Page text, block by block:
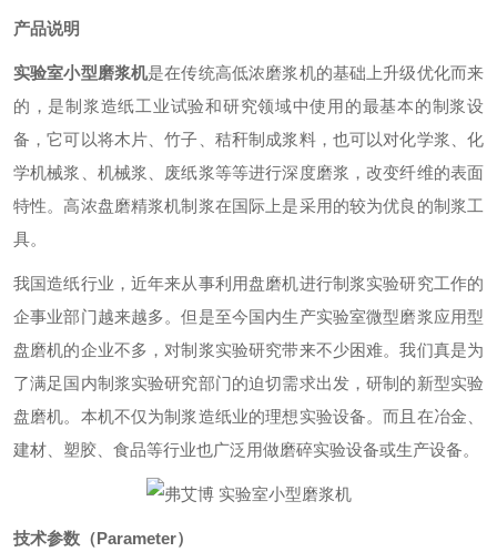
产品说明
实验室小型磨浆机是在传统高低浓磨浆机的基础上升级优化而来
的，是制浆造纸工业试验和研究领域中使用的最基本的制浆设
备，它可以将木片、竹子、秸秆制成浆料，也可以对化学浆、化
学机械浆、机械浆、废纸浆等等进行深度磨浆，改变纤维的表面
特性。高浓盘磨精浆机制浆在国际上是采用的较为优良的制浆工
具。
我国造纸行业，近年来从事利用盘磨机进行制浆实验研究工作的
企事业部门越来越多。但是至今国内生产实验室微型磨浆应用型
盘磨机的企业不多，对制浆实验研究带来不少困难。我们真是为
了满足国内制浆实验研究部门的迫切需求出发，研制的新型实验
盘磨机。本机不仅为制浆造纸业的理想实验设备。而且在冶金、
建材、塑胶、食品等行业也广泛用做磨碎实验设备或生产设备。
技术参数（Parameter）